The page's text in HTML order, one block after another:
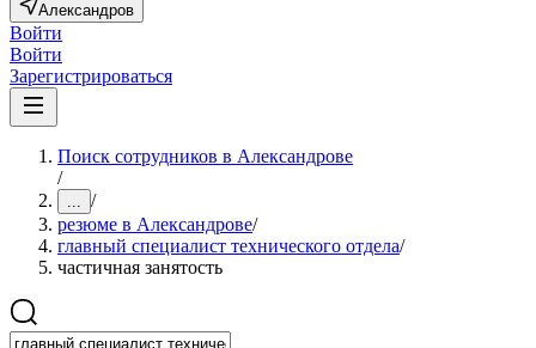
Александров
Войти
Войти
Зарегистрироваться
Поиск сотрудников в Александрове
/
... /
резюме в Александрове/
главный специалист технического отдела/
частичная занятость